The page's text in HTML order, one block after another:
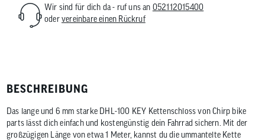
Wir sind für dich da - ruf uns an 052112015400
odervereinbare einen Rückruf
BESCHREIBUNG
Das lange und 6 mm starke DHL-100 KEY Kettenschloss von Chirp bike
parts lässt dich einfach und kostengünstig dein Fahrrad sichern. Mit der
großzügigen Länge von etwa 1 Meter, kannst du die ummantelte Kette